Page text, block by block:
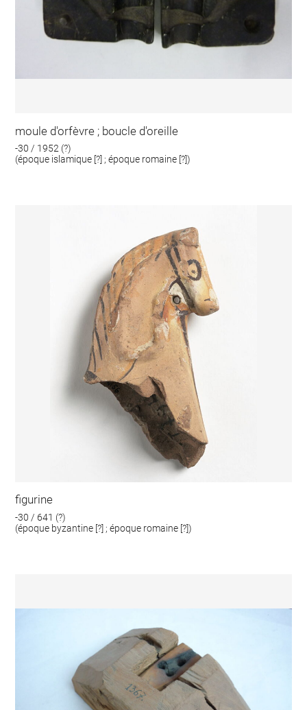
moule d'orfèvre ; boucle d'oreille
-30 / 1952 (?)
(époque islamique [?] ; époque romaine [?])
figurine
-30 / 641 (?)
(époque byzantine [?] ; époque romaine [?])